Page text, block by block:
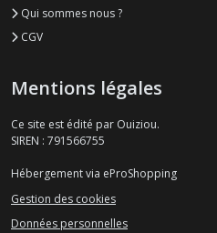
Qui sommes nous ?
CGV
Mentions légales
Ce site est édité par Ouiziou.
SIREN : 791566755
Hébergement via eProShopping
Gestion des cookies
Données personnelles